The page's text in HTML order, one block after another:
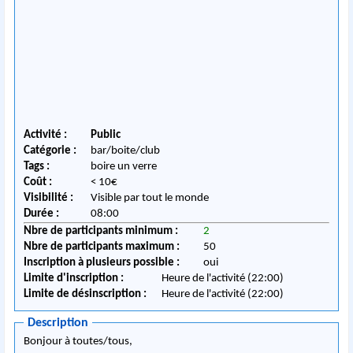
Activité :
Public
Catégorie :
bar/boite/club
Tags :
boire un verre
Coût :
< 10€
Visibilité :
Visible par tout le monde
Durée :
08:00
Nbre de participants minimum :
2
Nbre de participants maximum :
50
Inscription à plusieurs possible :
oui
Limite d'inscription :
Heure de l'activité (22:00)
Limite de désinscription :
Heure de l'activité (22:00)
Description
Bonjour à toutes/tous,